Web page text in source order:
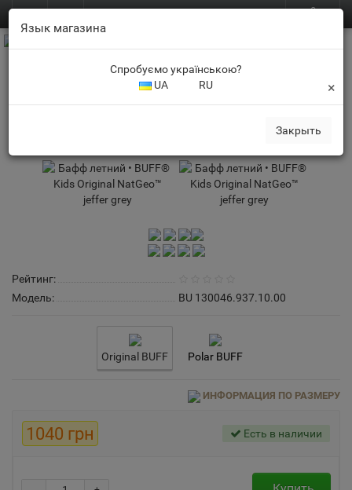
0
Бафф летний • BUFF® Kids Original NatGeo™ jeffer grey
×
Язык магазина
Спробуємо українською?
UA
RU
Закрыть
Рейтинг:
Модель:
BU 130046.937.10.00
Original BUFF Polar BUFF
ИНФОРМАЦИЯ ПО РАЗМЕРУ
1040 грн Есть в наличии